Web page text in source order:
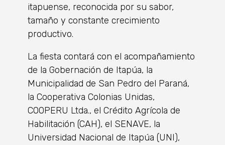
itapuense, reconocida por su sabor,
tamaño y constante crecimiento
productivo.
La fiesta contará con el acompañamiento
de la Gobernación de Itapúa, la
Municipalidad de San Pedro del Paraná,
la Cooperativa Colonias Unidas,
COOPERU Ltda., el Crédito Agrícola de
Habilitación (CAH), el SENAVE, la
Universidad Nacional de Itapúa (UNI),